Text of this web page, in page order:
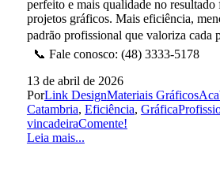
perfeito e mais qualidade no resultado
projetos gráficos. Mais eficiência,
padrão profissional que valoriza cada
📞 Fale conosco: (48) 3333-5178
13 de abril de 2026
PorLink DesignMateriais Gráficos
Catambria, Eficiência,
vincadeiraComente!
Leia mais...